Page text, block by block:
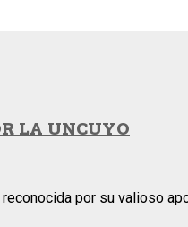
LA UNCUYO
por su valioso